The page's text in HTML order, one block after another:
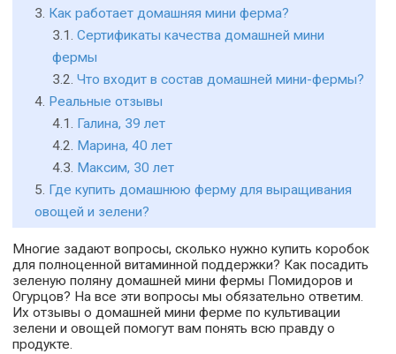
Как работает домашняя мини ферма?
Сертификаты качества домашней мини
фермы
Что входит в состав домашней мини-фермы?
Реальные отзывы
Галина, 39 лет
Марина, 40 лет
Максим, 30 лет
Где купить домашнюю ферму для выращивания
овощей и зелени?
Многие задают вопросы, сколько нужно купить коробок
для полноценной витаминной поддержки? Как посадить
зеленую поляну домашней мини фермы Помидоров и
Огурцов? На все эти вопросы мы обязательно ответим.
Их отзывы о домашней мини ферме по культивации
зелени и овощей помогут вам понять всю правду о
продукте.